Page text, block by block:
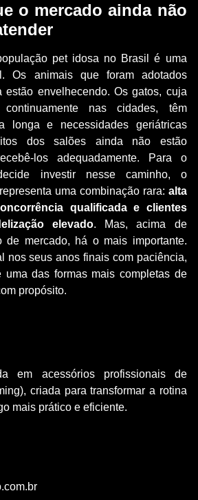
o mercado ainda não
pet idosa no Brasil é uma
Os animais que foram adotados
estão envelhecendo. Os gatos, cuja
continuamente nas cidades, têm
longa e necessidades geriátricas
dos salões ainda não estão
los adequadamente. Para o
investir nesse caminho, o
uma combinação rara: alta
qualificada e clientes
elevado. Mas, acima de
de mercado, há o mais importante.
nos seus anos finais com paciência,
uma das formas mais completas de
propósito.
em acessórios profissionais de
criada para transformar a rotina
mais prático e eficiente.